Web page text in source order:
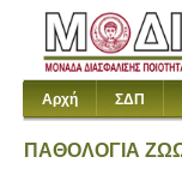
Αρχή ΣΔΠ
ΠΑΘΟΛΟΓΙΑ